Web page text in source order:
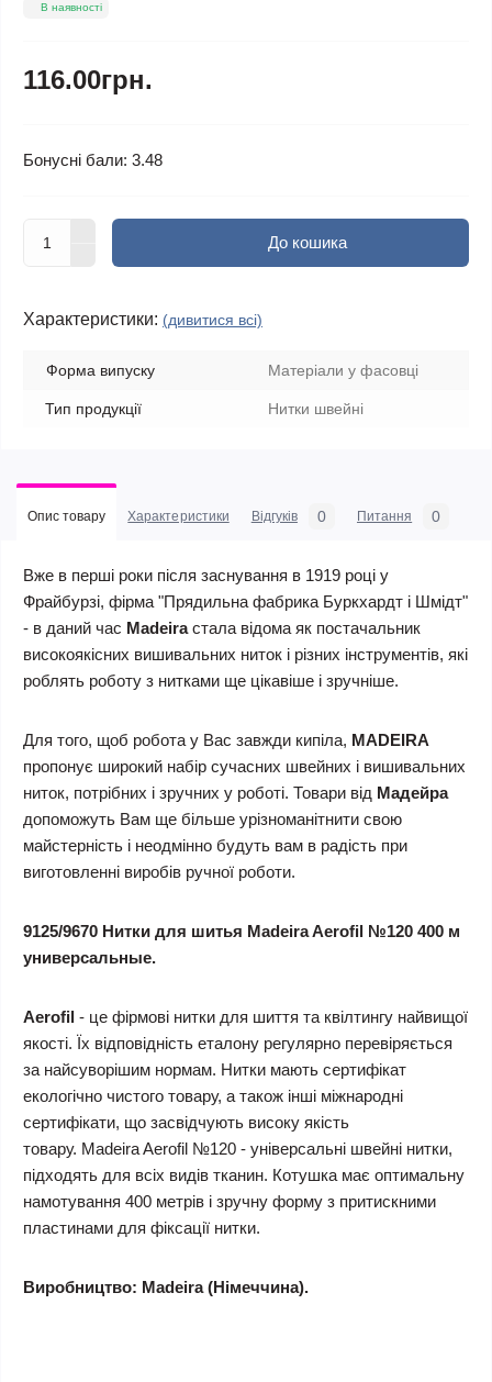
В наявності
116.00грн.
Бонусні бали: 3.48
До кошика
Характеристики: (дивитися всі)
Форма випуску Матеріали у фасовці
Тип продукції Нитки швейні
Опис товару Характеристики Відгуків 0 Питання 0
Вже в перші роки після заснування в 1919 році у
Фрайбурзі, фірма "Прядильна фабрика Буркхардт і Шмідт"
- в даний час Madeiraстала відома як постачальник
високоякісних вишивальних ниток і різних інструментів, які
роблять роботу з нитками ще цікавіше і зручніше.
Для того, щоб робота у Вас завжди кипіла, MADEIRA
пропонує широкий набір сучасних швейних і вишивальних
ниток, потрібних і зручних у роботі. Товари від Мадейра
допоможуть Вам ще більше урізноманітнити свою
майстерність і неодмінно будуть вам в радість при
виготовленні виробів ручної роботи.
9125/9670 Нитки для шитья Madeira Aerofil №120 400 м
универсальные.
Aerofil - це фірмові нитки для шиття та квілтингу найвищої
якості. Їх відповідність еталону регулярно перевіряється
за найсуворішим нормам. Нитки мають сертифікат
екологічно чистого товару, а також інші міжнародні
сертифікати, що засвідчують високу якість
товару. Madeira Aerofil №120 - універсальні швейні нитки,
підходять для всіх видів тканин. Котушка має оптимальну
намотування 400 метрів і зручну форму з притискними
пластинами для фіксації нитки.
Виробництво: Madeira (Німеччина).